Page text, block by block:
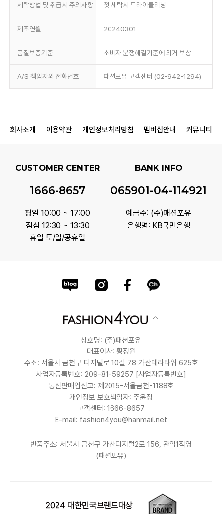
세탁방법 및 취급시 주의사항 첫 세탁시 드라이클리닝
제조연월 20240301
품질보증기준 소비자 분쟁해결기준에 의거 보상
A/S 책임자와 전화번호 패션포유 고객센터 (02-942-1294)
회사소개 이용약관 개인정보처리방침 멤버십안내 커뮤니티
CUSTOMER CENTER
1666-8657
평일 10:00 ~ 17:00
점심 12:30 ~ 13:30
휴일 토/일/공휴일
BANK INFO
065901-04-114921
예금주: (주)패션포유
은행명: KB국민은행
상호명: (주)패션포유
대표이사: 황정원
주소: 서울시 금천구 디지털로 10길 78 가산테라타워 625호
사업자등록번호: 209-81-59257 [사업자등록번호]
통신판매업신고: 제2015-서울금천-1188호
개인정보 보호책임자: 주윤정
고객센터: 1666-8657
E-mail: fashion4you@hanmail.net
반품주소: 서울시 금천구 가산디지털2로 156, 관악1직영
(패션포유)